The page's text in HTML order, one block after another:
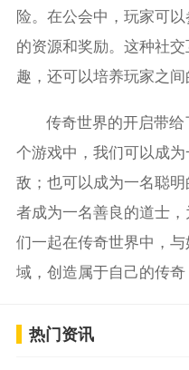
险。在公会中，玩家可
的资源和奖励。这种社
趣，还可以培养玩家之间
传奇世界的开启带
个游戏中，我们可以成
敌；也可以成为一名聪
者成为一名善良的道士
们一起在传奇世界中，
域，创造属于自己的传奇
热门资讯